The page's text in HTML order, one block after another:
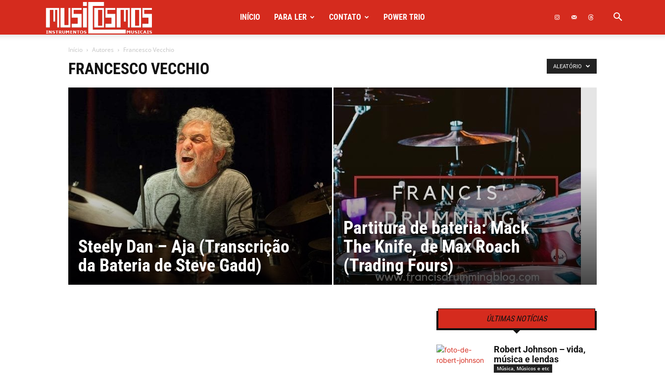
Musicosmos INÍCIO PARA LER CONTATO POWER TRIO
Início Autores Francesco Vecchio
FRANCESCO VECCHIO ALEATÓRIO
Steely Dan – Aja (Transcrição
da Bateria de Steve Gadd)
Partitura de bateria: Mack
The Knife, de Max Roach
(Trading Fours)
ÚLTIMAS NOTÍCIAS
Robert Johnson – vida,
música e lendas
Música, Músicos e etc